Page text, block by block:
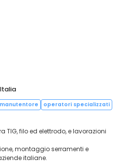
manutentore
operatori specializzati
TIG, filo ed elettrodo, e lavorazioni
montaggio serramenti e
italiane.